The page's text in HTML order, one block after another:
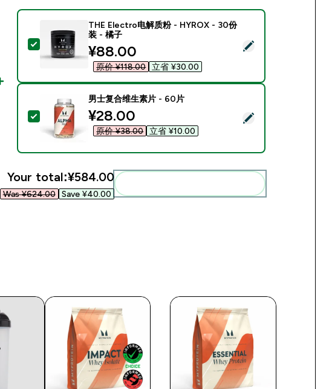
Select this product - THE Electro电解质粉 - HYROX - 30份装 - 橘子
THE Electro电解质粉 - HYROX - 30份
装 - 橘子
discounted price
¥88.00‎
原价 ¥118.00‎ 立省 ¥30.00‎
Select this product - 男士复合维生素片 - 60片
男士复合维生素片 - 60片
discounted price
¥28.00‎
原价 ¥38.00‎ 立省 ¥10.00‎
Your total:¥584.00‎
Was ¥624.00‎ Save ¥40.00‎